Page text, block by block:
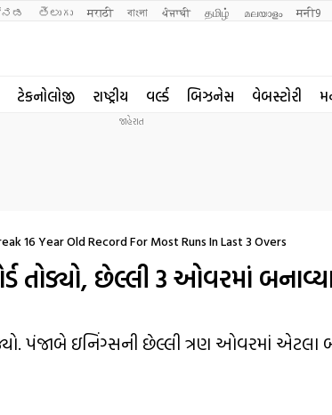
తెలుగు मराठी বাংলা ਪੰਜਾਬੀ தமிழ் മലയാളം मनी9
ટેકનોલોજી રાષ્ટ્રીય વર્લ્ડ બિઝનેસ વેબસ્ટોરી
16 Year Old Record For Most Runs In Last 3 Overs
તોડ્યો, છેલ્લી 3 ઓવરમાં
પંજાબે ઇનિંગ્સની છેલ્લી ત્રણ ઓવરમાં એટલા